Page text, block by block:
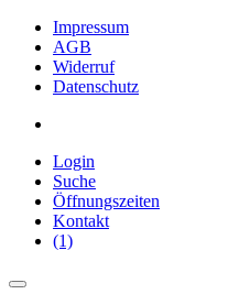
Impressum
AGB
Widerruf
Datenschutz
Login
Suche
Öffnungszeiten
Kontakt
(1)